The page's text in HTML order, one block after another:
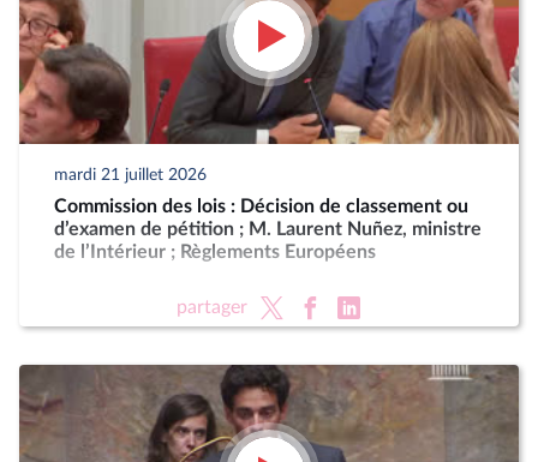
mardi 21 juillet 2026
Commission des lois : Décision de classement ou
d’examen de pétition ; M. Laurent Nuñez, ministre
de l’Intérieur ; Règlements Européens
partager